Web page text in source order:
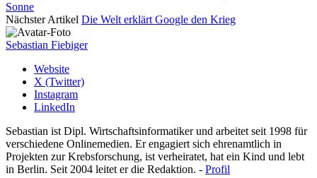
Sonne
Nächster Artikel Die Welt erklärt Google den Krieg
Sebastian Fiebiger
Website
X (Twitter)
Instagram
LinkedIn
Sebastian ist Dipl. Wirtschaftsinformatiker und arbeitet seit 1998 für
verschiedene Onlinemedien. Er engagiert sich ehrenamtlich in
Projekten zur Krebsforschung, ist verheiratet, hat ein Kind und lebt
in Berlin. Seit 2004 leitet er die Redaktion. - Profil